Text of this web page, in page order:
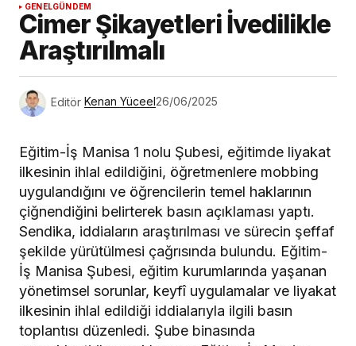
GENELGÜNDEM
Cimer Şikayetleri İvedilikle
Araştırılmalı
Editör Kenan Yüceel26/06/2025
Eğitim-İş Manisa 1 nolu Şubesi, eğitimde liyakat
ilkesinin ihlal edildiğini, öğretmenlere mobbing
uygulandığını ve öğrencilerin temel haklarının
çiğnendiğini belirterek basın açıklaması yaptı.
Sendika, iddiaların araştırılması ve sürecin şeffaf
şekilde yürütülmesi çağrısında bulundu. Eğitim-
İş Manisa Şubesi, eğitim kurumlarında yaşanan
yönetimsel sorunlar, keyfî uygulamalar ve liyakat
ilkesinin ihlal edildiği iddialarıyla ilgili basın
toplantısı düzenledi. Şube binasında